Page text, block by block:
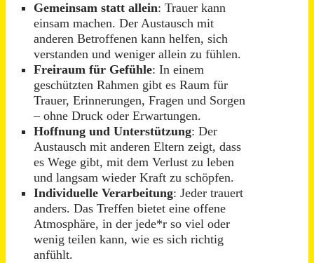
Gemeinsam statt allein: Trauer kann
einsam machen. Der Austausch mit
anderen Betroffenen kann helfen, sich
verstanden und weniger allein zu fühlen.
Freiraum für Gefühle: In einem
geschützten Rahmen gibt es Raum für
Trauer, Erinnerungen, Fragen und Sorgen
– ohne Druck oder Erwartungen.
Hoffnung und Unterstützung: Der
Austausch mit anderen Eltern zeigt, dass
es Wege gibt, mit dem Verlust zu leben
und langsam wieder Kraft zu schöpfen.
Individuelle Verarbeitung: Jeder trauert
anders. Das Treffen bietet eine offene
Atmosphäre, in der jede*r so viel oder
wenig teilen kann, wie es sich richtig
anfühlt.